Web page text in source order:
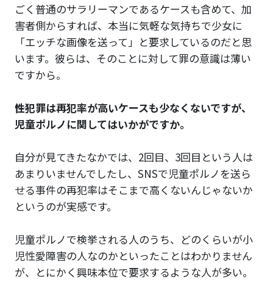
ごく普通のサラリーマンであるケースも含めて、加
害者側からすれば、本当に気軽な気持ちで少女に
「エッチな画像を送って」と要求しているのだと思
います。彼らは、そのことに対して罪の意識は薄い
ですから。
――性犯罪は再犯率が高いケースも少なくないですが、
児童ポルノに関してはいかがですか。
自分が見てきたなかでは、2回目、3回目という人は
あまりいませんでしたし、SNSで児童ポルノを送ら
せる事件の再犯率はそこまで高くないんじゃないか
というのが実感です。
児童ポルノで検挙される人のうち、どのくらいが小
児性愛障害の人なのかといったことはわかりません
が、とにかく興味本位で要求するような人が多い。